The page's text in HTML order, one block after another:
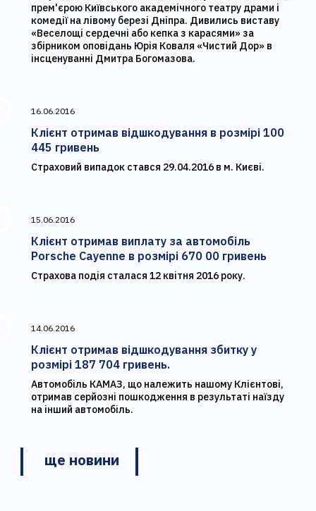
прем'єрою Київського академічного театру драми і
комедії на лівому березі Дніпра. Дивились виставу
«Веселощі сердечні або кепка з карасями» за
збірником оповідань Юрія Коваля «Чистий Дор» в
інсценуванні Дмитра Богомазова.
16.06.2016
Клієнт отримав відшкодування в розмірі 100
445 гривень
Страховий випадок стався 29.04.2016 в м. Києві.
15.06.2016
Клієнт отримав виплату за автомобіль
Porsche Cayenne в розмірі 670 00 гривень
Страхова подія сталася 12 квітня 2016 року.
14.06.2016
Клієнт отримав відшкодування збитку у
розмірі 187 704 гривень.
Автомобіль КАМАЗ, що належить нашому Клієнтові,
отримав серйозні пошкодження в результаті наїзду
на інший автомобіль.
ще новини